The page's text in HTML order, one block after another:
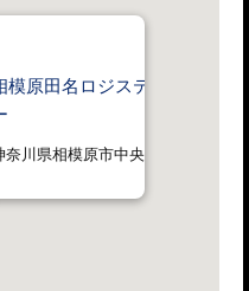
模原田名ロジスティクスセン
奈川県相模原市中央区田名3700